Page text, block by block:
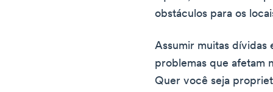
obstáculos para os
Assumir muitas dívidas
problemas que afetam
Quer você seja